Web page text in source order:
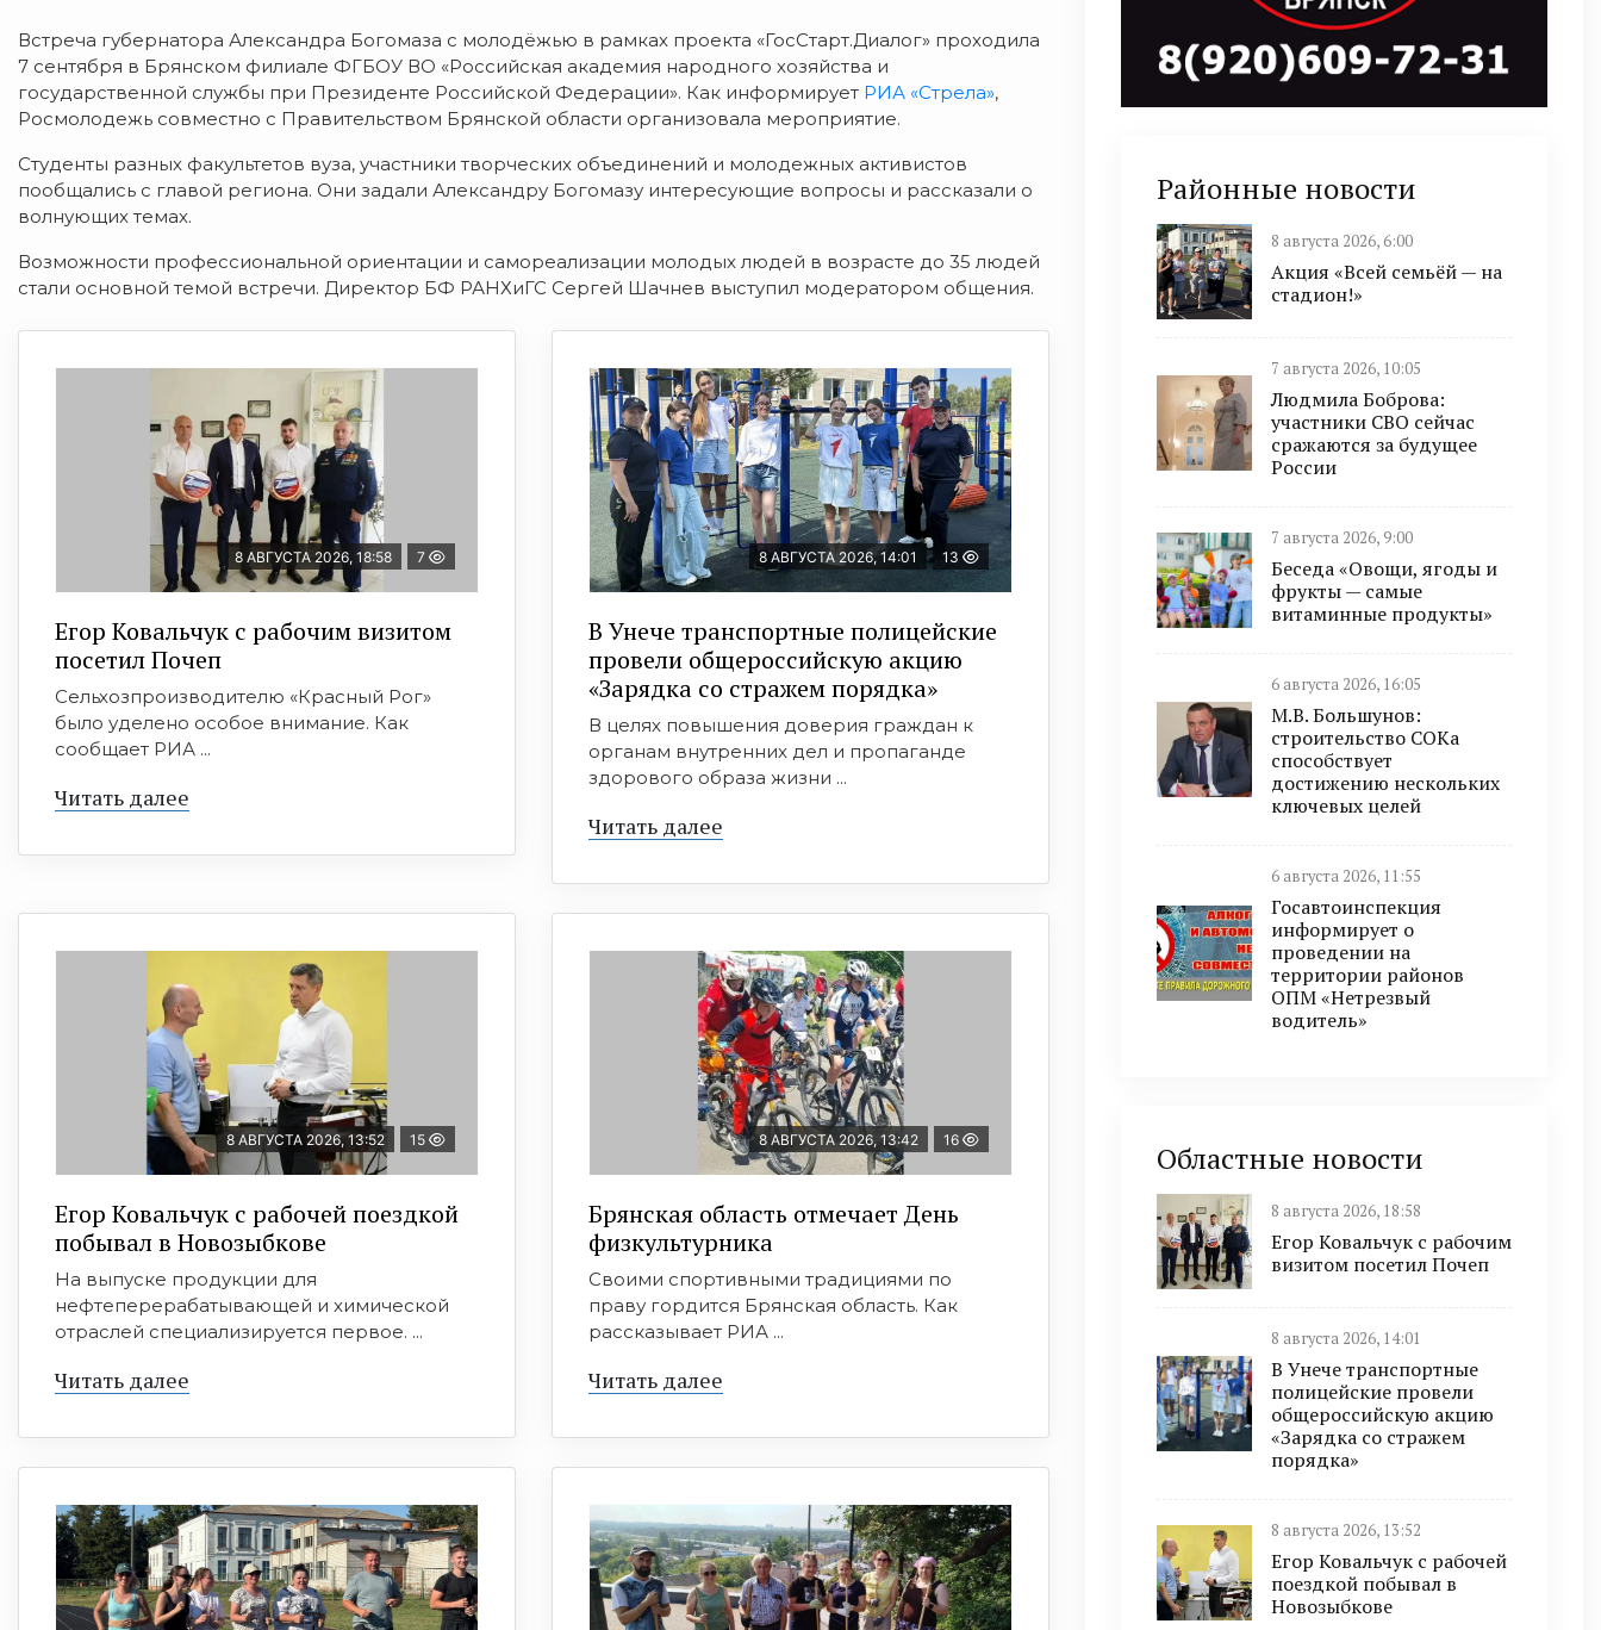
Встреча губернатора Александра Богомаза с молодёжью в рамках проекта «ГосСтарт.Диалог» проходила
7 сентября в Брянском филиале ФГБОУ ВО «Российская академия народного хозяйства и
государственной службы при Президенте Российской Федерации». Как информирует РИА «Стрела»,
Росмолодежь совместно с Правительством Брянской области организовала мероприятие.
Студенты разных факультетов вуза, участники творческих объединений и молодежных активистов
пообщались с главой региона. Они задали Александру Богомазу интересующие вопросы и рассказали о
волнующих темах.
Возможности профессиональной ориентации и самореализации молодых людей в возрасте до 35 людей
стали основной темой встречи. Директор БФ РАНХиГС Сергей Шачнев выступил модератором общения.
8 АВГУСТА 2026, 18:58 7
Егор Ковальчук с рабочим визитом
посетил Почеп
Сельхозпроизводителю «Красный Рог»
было уделено особое внимание. Как
сообщает РИА ...
Читать далее
8 АВГУСТА 2026, 14:01 13
В Унече транспортные полицейские
провели общероссийскую акцию
«Зарядка со стражем порядка»
В целях повышения доверия граждан к
органам внутренних дел и пропаганде
здорового образа жизни ...
Читать далее
8 АВГУСТА 2026, 13:52 15
Егор Ковальчук с рабочей поездкой
побывал в Новозыбкове
На выпуске продукции для
нефтеперерабатывающей и химической
отраслей специализируется первое. ...
Читать далее
8 АВГУСТА 2026, 13:42 16
Брянская область отмечает День
физкультурника
Своими спортивными традициями по
праву гордится Брянская область. Как
рассказывает РИА ...
Читать далее
Районные новости
8 августа 2026, 6:00
Акция «Всей семьёй — на
стадион!»
7 августа 2026, 10:05
Людмила Боброва:
участники СВО сейчас
сражаются за будущее
России
7 августа 2026, 9:00
Беседа «Овощи, ягоды и
фрукты — самые
витаминные продукты»
6 августа 2026, 16:05
М.В. Большунов:
строительство СОКа
способствует
достижению нескольких
ключевых целей
6 августа 2026, 11:55
Госавтоинспекция
информирует о
проведении на
территории районов
ОПМ «Нетрезвый
водитель»
Областные новости
8 августа 2026, 18:58
Егор Ковальчук с рабочим
визитом посетил Почеп
8 августа 2026, 14:01
В Унече транспортные
полицейские провели
общероссийскую акцию
«Зарядка со стражем
порядка»
8 августа 2026, 13:52
Егор Ковальчук с рабочей
поездкой побывал в
Новозыбкове